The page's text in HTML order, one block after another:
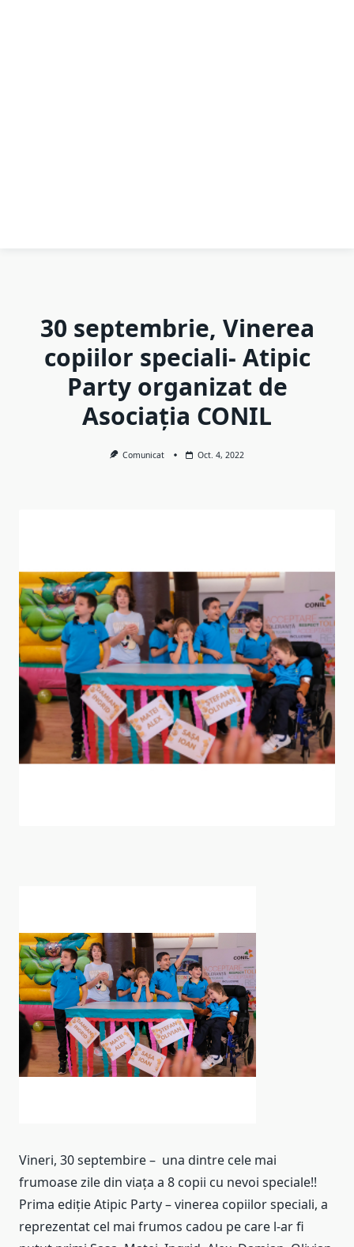
30 septembrie, Vinerea
copiilor speciali- Atipic
Party organizat de
Asociația CONIL
Comunicat Oct. 4, 2022
Vineri, 30 septembire – una dintre cele mai
frumoase zile din viața a 8 copii cu nevoi speciale!!
Prima ediție Atipic Party – vinerea copiilor speciali, a
reprezentat cel mai frumos cadou pe care l-ar fi